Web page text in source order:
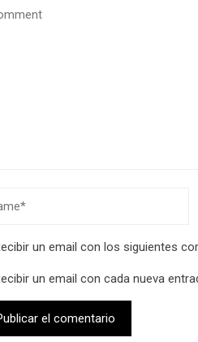
un email con los siguientes
un email con cada nueva